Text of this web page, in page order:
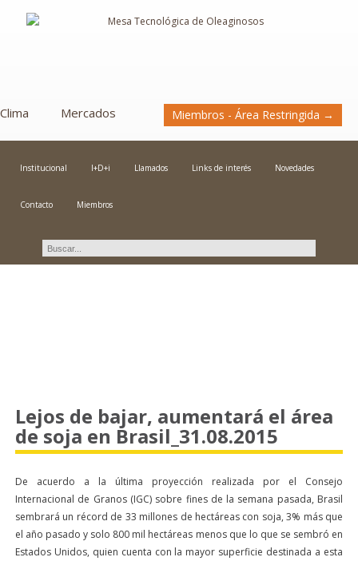
Clima Mercados Miembros - Área Restringida →
Institucional I+D+i Llamados Links de interés Novedades
Contacto Miembros
Lejos de bajar, aumentará el área
de soja en Brasil_31.08.2015
De acuerdo a la última proyección realizada por el Consejo
Internacional de Granos (IGC) sobre fines de la semana pasada, Brasil
sembrará un récord de 33 millones de hectáreas con soja, 3% más que
el año pasado y solo 800 mil hectáreas menos que lo que se sembró en
Estados Unidos, quien cuenta con la mayor superficie destinada a esta